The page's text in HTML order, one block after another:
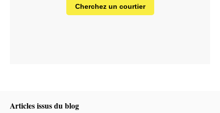
Cherchez un courtier
Articles issus du blog